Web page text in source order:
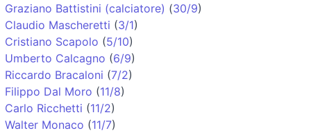
Graziano Battistini (calciatore) (30/9)
Claudio Mascheretti (3/1)
Cristiano Scapolo (5/10)
Umberto Calcagno (6/9)
Riccardo Bracaloni (7/2)
Filippo Dal Moro (11/8)
Carlo Ricchetti (11/2)
Walter Monaco (11/7)